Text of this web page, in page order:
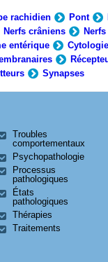
rachidien Pont
Nerfs crâniens
entérique
Synapses
Troubles
comportementaux
Psychopathologie
Processus
pathologiques
États
pathologiques
Thérapies
Traitements